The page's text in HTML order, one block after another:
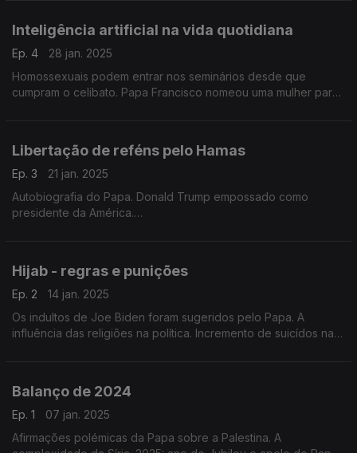
Inteligência artificial na vida quotidiana
Ep. 4
28 jan. 2025
Homossexuais podem entrar nos seminários desde que
cumpram o celibato. Papa Francisco nomeou uma mulher para
Libertação de reféns pelo Hamas
Ep. 3
21 jan. 2025
Autobiografia do Papa. Donald Trump empossado como
presidente da América.
Hijab - regras e punições
Ep. 2
14 jan. 2025
Os indultos de Joe Biden foram sugeridos pelo Papa. A
influência das religiões na política. Incremento de suicídos nas
Balanço de 2024
Ep. 1
07 jan. 2025
Afirmações polémicas da Papa sobre a Palestina. A